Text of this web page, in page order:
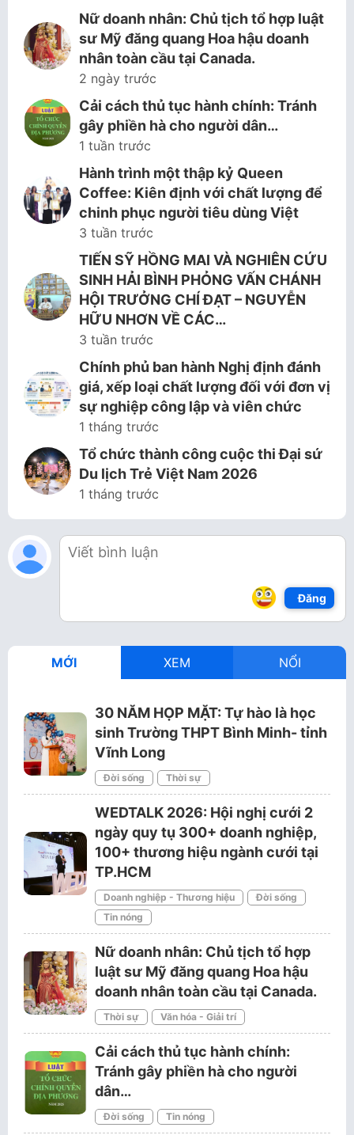
Nữ doanh nhân: Chủ tịch tổ hợp luật
sư Mỹ đăng quang Hoa hậu doanh
nhân toàn cầu tại Canada.
2 ngày trước
Cải cách thủ tục hành chính: Tránh
gây phiền hà cho người dân…
1 tuần trước
Hành trình một thập kỷ Queen
Coffee: Kiên định với chất lượng để
chinh phục người tiêu dùng Việt
3 tuần trước
TIẾN SỸ HỒNG MAI VÀ NGHIÊN CỨU
SINH HẢI BÌNH PHỎNG VẤN CHÁNH
HỘI TRƯỞNG CHÍ ĐẠT – NGUYỄN
HỮU NHƠN VỀ CÁC…
3 tuần trước
Chính phủ ban hành Nghị định đánh
giá, xếp loại chất lượng đối với đơn vị
sự nghiệp công lập và viên chức
1 tháng trước
Tổ chức thành công cuộc thi Đại sứ
Du lịch Trẻ Việt Nam 2026
1 tháng trước
Đăng
MỚI XEM NỔI
30 NĂM HỌP MẶT: Tự hào là học
sinh Trường THPT Bình Minh- tỉnh
Vĩnh Long
Đời sống Thời sự
WEDTALK 2026: Hội nghị cưới 2
ngày quy tụ 300+ doanh nghiệp,
100+ thương hiệu ngành cưới tại
TP.HCM
Doanh nghiệp - Thương hiệu
Đời sống
Tin nóng
Nữ doanh nhân: Chủ tịch tổ hợp
luật sư Mỹ đăng quang Hoa hậu
doanh nhân toàn cầu tại Canada.
Thời sự Văn hóa - Giải trí
Cải cách thủ tục hành chính:
Tránh gây phiền hà cho người
dân…
Đời sống Tin nóng